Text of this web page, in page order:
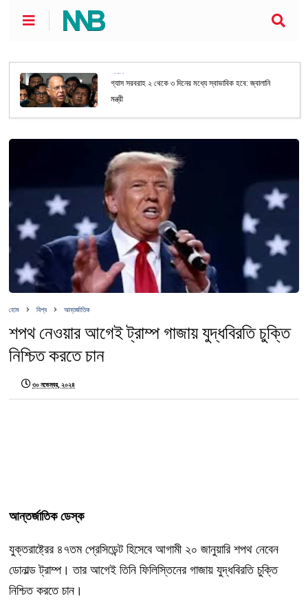
গ্যাস সরবরাহ ২ থেকে ৩ দিনের মধ্যে স্বাভাবিক হবে: জ্বালানি
মন্ত্রী
হোম বিশ্ব আন্তর্জাতিক
শপথ নেওয়ার আগেই ট্রাম্প গাজায় যুদ্ধবিরতি চুক্তি
নিশ্চিত করতে চান
৩০ নভেম্বর, ২০২৪
আন্তর্জাতিক ডেস্ক
যুক্তরাষ্ট্রের ৪৭তম প্রেসিডেন্ট হিসেবে আগামী ২০ জানুয়ারি শপথ নেবেন
ডোনাল্ড ট্রাম্প। তার আগেই তিনি ফিলিস্তিনের গাজায় যুদ্ধবিরতি চুক্তি
নিশ্চিত করতে চান।